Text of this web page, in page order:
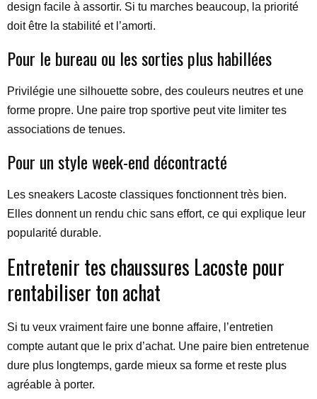
design facile à assortir. Si tu marches beaucoup, la priorité
doit être la stabilité et l’amorti.
Pour le bureau ou les sorties plus habillées
Privilégie une silhouette sobre, des couleurs neutres et une
forme propre. Une paire trop sportive peut vite limiter tes
associations de tenues.
Pour un style week-end décontracté
Les sneakers Lacoste classiques fonctionnent très bien.
Elles donnent un rendu chic sans effort, ce qui explique leur
popularité durable.
Entretenir tes chaussures Lacoste pour
rentabiliser ton achat
Si tu veux vraiment faire une bonne affaire, l’entretien
compte autant que le prix d’achat. Une paire bien entretenue
dure plus longtemps, garde mieux sa forme et reste plus
agréable à porter.